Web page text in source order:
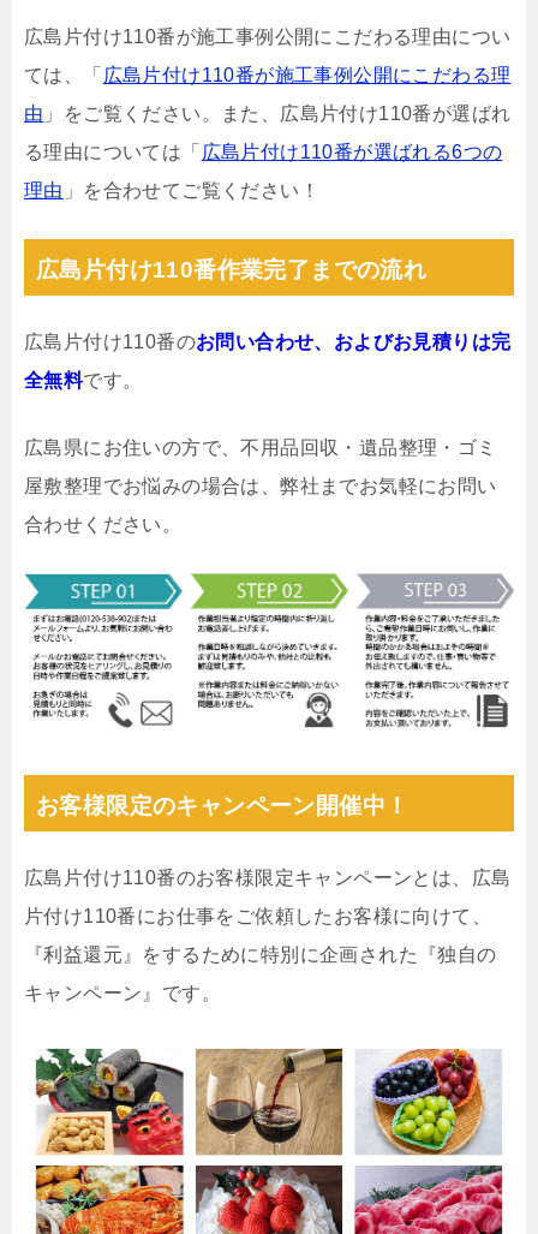
広島片付け110番が施工事例公開にこだわる理由につい
ては、「 広島片付け110番が施工事例公開にこだわる理
由 」をご覧ください。また、広島片付け110番が選ばれ
る理由については「 広島片付け110番が選ばれる6つの
理由 」を合わせてご覧ください！
広島片付け110番作業完了までの流れ
広島片付け110番のお問い合わせ、およびお見積りは完
全無料です。
広島県にお住いの方で、不用品回収・遺品整理・ゴミ
屋敷整理でお悩みの場合は、弊社までお気軽にお問い
合わせください。
お客様限定のキャンペーン開催中！
広島片付け110番のお客様限定キャンペーンとは、広島
片付け110番にお仕事をご依頼したお客様に向けて、
『利益還元』をするために特別に企画された『独自の
キャンペーン』です。